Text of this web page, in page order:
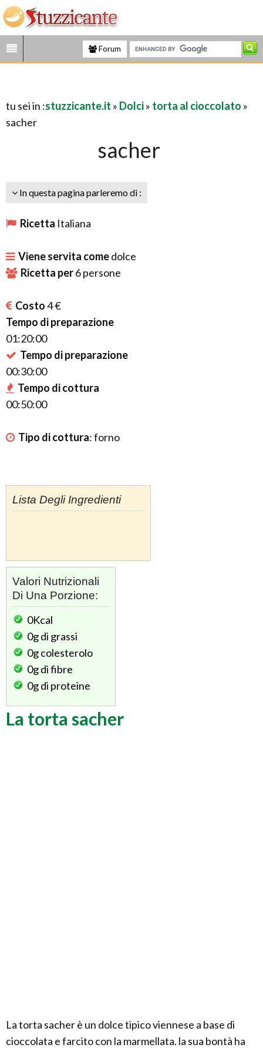
Forum
tu sei in :stuzzicante.it » Dolci» torta al cioccolato »
sacher
sacher
In questa pagina parleremo di :
Ricetta Italiana
Viene servita comedolce
Ricetta per6persone
Costo4 €
Tempo di preparazione
01:20:00
Tempo di preparazione
00:30:00
Tempo di cottura
00:50:00
Tipo di cottura:forno
Lista Degli Ingredienti
Valori Nutrizionali
Di Una Porzione:
0Kcal
0gdi grassi
0gcolesterolo
0gdi fibre
0gdi proteine
La torta sacher
La torta sacher è un dolce tipico viennese a base di
cioccolata e farcito con la marmellata. la sua bontà ha